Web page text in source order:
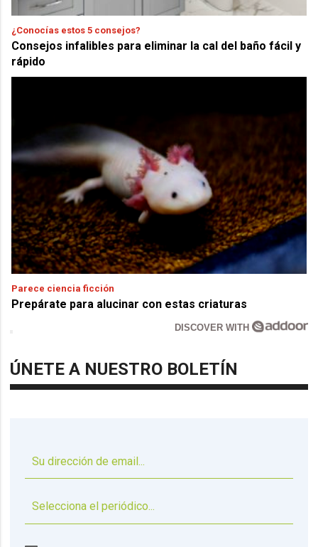
¿Conocías estos 5 consejos?
Consejos infalibles para eliminar la cal del baño fácil y
rápido
Parece ciencia ficción
Prepárate para alucinar con estas criaturas
DISCOVER WITH
ÚNETE A NUESTRO BOLETÍN